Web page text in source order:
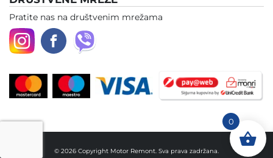
Pratite nas na društvenim mrežama
© 2026 Copyright Motor Remont. Sva prava zadržana.
0